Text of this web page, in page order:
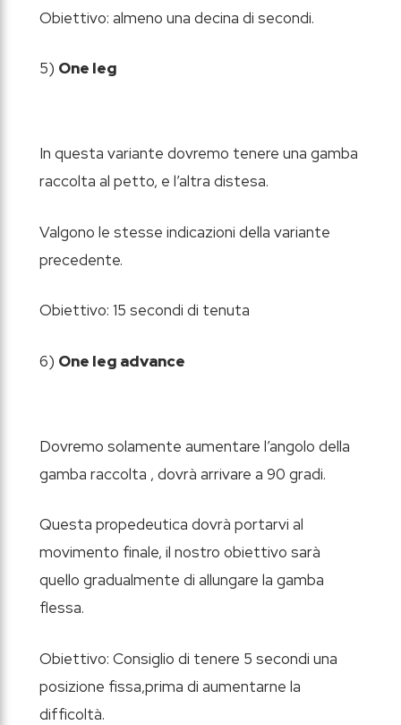
Obiettivo: almeno una decina di secondi.
5) One leg
In questa variante dovremo tenere una gamba
raccolta al petto, e l’altra distesa.
Valgono le stesse indicazioni della variante
precedente.
Obiettivo: 15 secondi di tenuta
6) One leg advance
Dovremo solamente aumentare l’angolo della
gamba raccolta , dovrà arrivare a 90 gradi.
Questa propedeutica dovrà portarvi al
movimento finale, il nostro obiettivo sarà
quello gradualmente di allungare la gamba
flessa.
Obiettivo: Consiglio di tenere 5 secondi una
posizione fissa,prima di aumentarne la
difficoltà.